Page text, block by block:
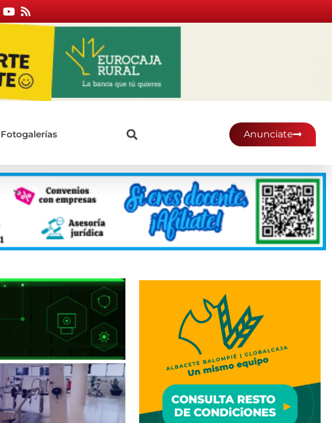
Fotogalerías Anunciate